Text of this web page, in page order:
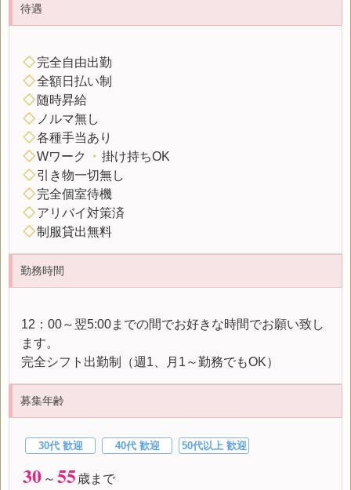
待遇
◇完全自由出勤
◇全額日払い制
◇ 随時昇給
◇ ノルマ無し
◇各種手当あり
◇Wワーク ・ 掛け持ちOK
◇引き物一切無し
◇完全個室待機
◇アリバイ対策済
◇制服貸出無料
勤務時間
12：00～翌5:00までの間でお好きな時間でお願い致し
ます。
完全シフト出勤制（週1、月1～勤務でもOK）
募集年齢
30代 歓迎 40代 歓迎 50代以上 歓迎
30 ～ 55 歳まで